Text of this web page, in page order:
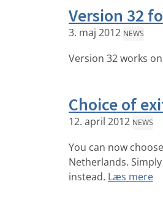
Version 32
3. maj 2012 NEWS
Version 32 works
Choice of
12. april 2012 NEWS
You can now
Netherlands.
instead. Læs mere